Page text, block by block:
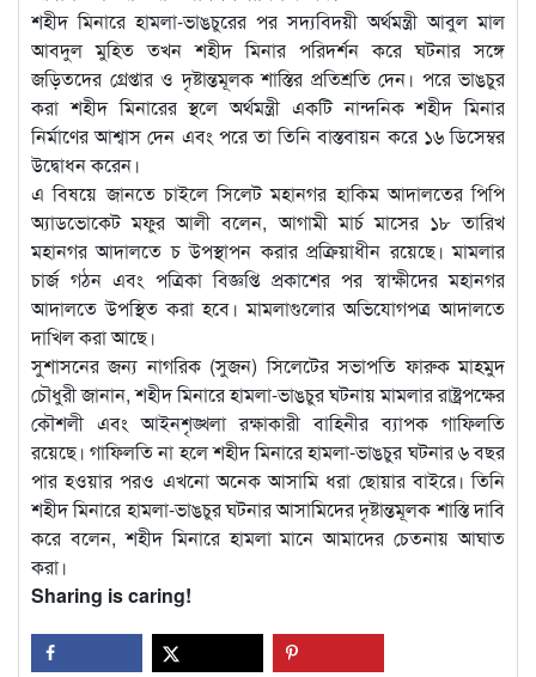
শহীদ মিনারে হামলা-ভাঙচুরের পর সদ্যবিদয়ী অর্থমন্ত্রী আবুল মাল
আবদুল মুহিত তখন শহীদ মিনার পরিদর্শন করে ঘটনার সঙ্গে
জড়িতদের গ্রেপ্তার ও দৃষ্টান্তমূলক শাস্তির প্রতিশ্রতি দেন। পরে ভাঙচুর
করা শহীদ মিনারের স্থলে অর্থমন্ত্রী একটি নান্দনিক শহীদ মিনার
নির্মাণের আশ্বাস দেন এবং পরে তা তিনি বাস্তবায়ন করে ১৬ ডিসেম্বর
উদ্বোধন করেন।
এ বিষয়ে জানতে চাইলে সিলেট মহানগর হাকিম আদালতের পিপি
অ্যাডভোকেট মফুর আলী বলেন, আগামী মার্চ মাসের ১৮ তারিখ
মহানগর আদালতে চ উপস্থাপন করার প্রক্রিয়াধীন রয়েছে। মামলার
চার্জ গঠন এবং পত্রিকা বিজ্ঞপ্তি প্রকাশের পর স্বাক্ষীদের মহানগর
আদালতে উপস্থিত করা হবে। মামলাগুলোর অভিযোগপত্র আদালতে
দাখিল করা আছে।
সুশাসনের জন্য নাগরিক (সুজন) সিলেটের সভাপতি ফারুক মাহমুদ
চৌধুরী জানান, শহীদ মিনারে হামলা-ভাঙচুর ঘটনায় মামলার রাষ্ট্রপক্ষের
কৌশলী এবং আইনশৃঙ্খলা রক্ষাকারী বাহিনীর ব্যাপক গাফিলতি
রয়েছে। গাফিলতি না হলে শহীদ মিনারে হামলা-ভাঙচুর ঘটনার ৬ বছর
পার হওয়ার পরও এখনো অনেক আসামি ধরা ছোয়ার বাইরে। তিনি
শহীদ মিনারে হামলা-ভাঙচুর ঘটনার আসামিদের দৃষ্টান্তমূলক শাস্তি দাবি
করে বলেন, শহীদ মিনারে হামলা মানে আমাদের চেতনায় আঘাত
করা।
Sharing is caring!